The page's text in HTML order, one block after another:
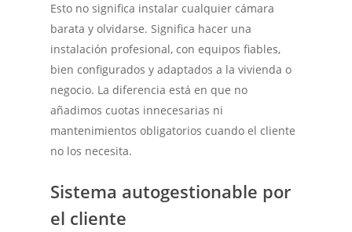
Esto no significa instalar cualquier cámara
barata y olvidarse. Significa hacer una
instalación profesional, con equipos fiables,
bien configurados y adaptados a la vivienda o
negocio. La diferencia está en que no
añadimos cuotas innecesarias ni
mantenimientos obligatorios cuando el cliente
no los necesita.
Sistema autogestionable por
el cliente